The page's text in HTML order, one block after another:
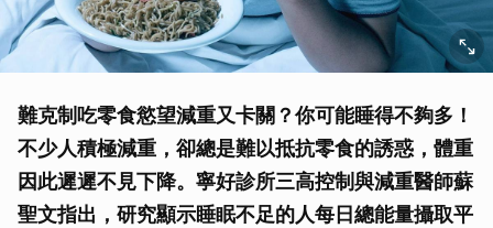
難克制吃零食慾望減重又卡關？你可能睡得不夠多！
不少人積極減重，卻總是難以抵抗零食的誘惑，體重
因此遲遲不見下降。寧好診所三高控制與減重醫師蘇
聖文指出，研究顯示睡眠不足的人每日總能量攝取平